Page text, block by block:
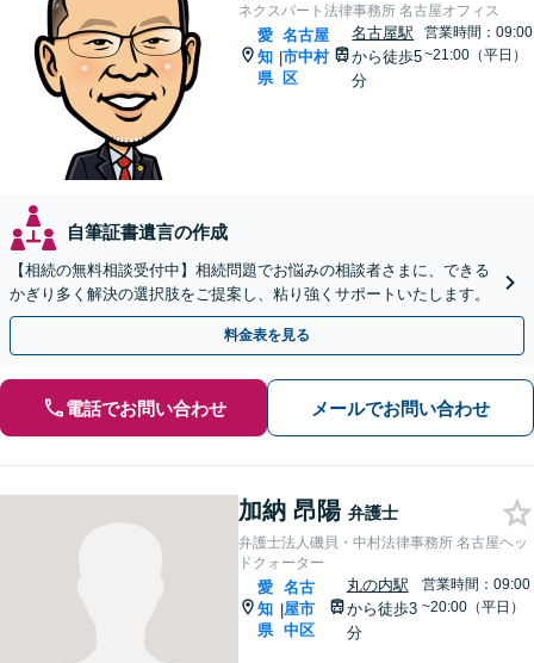
ネクスパート法律事務所 名古屋オフィス
愛
知
県
|
名古屋
市中村
区
名古屋駅
から徒歩5
分
営業時間：09:00
~21:00（平日）
自筆証書遺言の作成
【相続の無料相談受付中】相続問題でお悩みの相談者さまに、できる
かぎり多く解決の選択肢をご提案し、粘り強くサポートいたします。
料金表を見る
電話でお問い合わせ メールでお問い合わせ
加納 昂陽 弁護士
弁護士法人磯貝・中村法律事務所 名古屋ヘッ
ドクォーター
愛
知
県
|
名古
屋市
中区
丸の内駅
から徒歩3
分
営業時間：09:00
~20:00（平日）